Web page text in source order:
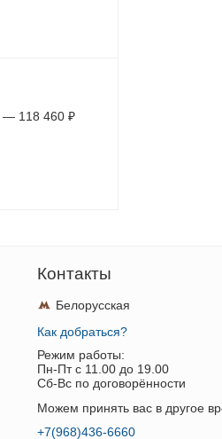
— 118 460 ₽
Контакты
Белорусская
Как добраться?
Режим работы:
Пн-Пт c 11.00 до 19.00
Сб-Вс по договорённости
Можем принять вас в другое
+7(968)436-6660